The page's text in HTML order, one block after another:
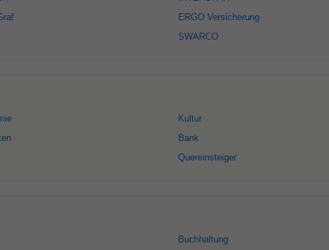
ERGO Versicherung
SWARCO
Kultur
Bank
Quereinsteiger
Buchhaltung